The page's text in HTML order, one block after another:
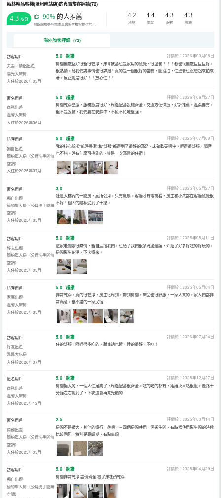
甌林精品客棧(溫州南站店)的真實旅客評論(72)
4.3 /5分 90% 的人推薦
易遊網旅遊評鑑由真實飯店旅客提供的評鑑。
4.2
地點
4.4
整潔
4.3
服務
4.3
設施
海外旅客評鑑 (72)
訪客用戶
夫妻／情侶出遊
陽光大床房
入住於2026年03月
5.0 超讚
評價於：2026年03月08日
房間無敵巨好很新很乾凈，床單被套也是家用的感覺，很溫馨！！！叔也很無敵巨巨巨好，
很熱情，給我們講事情也很詳細！真的是一個很好的體驗，圖沒拍，住進去也沒想起來拍來
著，反正就是很好！！放心住！！
匿名用戶
商務出差
溫馨大床房
入住於2026年06月
5.0 超讚
評價於：2026年06月27日
房間乾淨整潔，服務態度很好，周邊配套設施齊全，交通方便快捷，好評推薦。溫柔要有，
但不是妥協，我們要在安靜中，不慌不忙地堅強。
訪客用戶
獨自出遊
簡約單人房（公用洗手間無
空調）
入住於2025年07月
5.0 超讚
評價於：2025年07月09日
我的核心訴求“乾淨整潔”和“舒服”都得到了很好的滿足，床墊軟硬適中，睡得很舒服，隔音
也不錯。沒有什麼可挑剔的，這是一次滿意的住宿！
匿名用戶
獨自出遊
簡約單人房（公用洗手間無
空調）
入住於2025年05月
3.0
評價於：2025年05月27日
社區大樓內的一間房，廁所公用，只有風扇，客廳才有電視看，房主和小孩都在客廳感覺很
不好！個人的隱私受到了干擾。
訪客用戶
好友出遊
簡約單人房（公用洗手間無
空調）
入住於2025年05月
5.0 超讚
評價於：2025年05月11日
這家老闆娘很熱情，親自迎接我們，也給了我們很多周邊建議，介紹了好多好吃的好玩的，
房間衞生乾淨，下次還來。
訪客用戶
家庭出遊
溫馨大床房
入住於2025年05月
5.0 超讚
評價於：2025年05月04日
非常乾淨，真的很乾凈，房主很周到，帶到房間，床品也很舒服，一家人來的，家人們都非
常滿意，很不錯的一家民宿
訪客用戶
好友出遊
溫馨大床房
入住於2026年07月
5.0 超讚
評價於：2026年07月24日
住的舒服，附近很多吃的，離南站也近，睡的很好，不吵！
匿名用戶
商務出差
溫馨大床房
入住於2025年12月
5.0 超讚
評價於：2025年12月27日
房間挺大的，一個人住足夠了，周邊配套很齊全，吃的喝的都有，距離火車站很近，走路十
分鐘左右就到了，下次還會再來光顧的
匿名用戶
商務出差
簡約單人房（公用洗手間無
空調）
入住於2025年03月
2.5
評價於：2025年03月14日
房間不是很大，其他的還行一般吧，三四個房間共用一個衞生間，有時候使用衞生間的時候
比較困難，特別是高峰期，有點麻煩
訪客用戶
獨自出遊
簡約單人房（公用洗手間無
空調）
5.0 超讚
評價於：2025年04月29日
房間非常乾淨 設備齊全 被子床枕頭乾淨